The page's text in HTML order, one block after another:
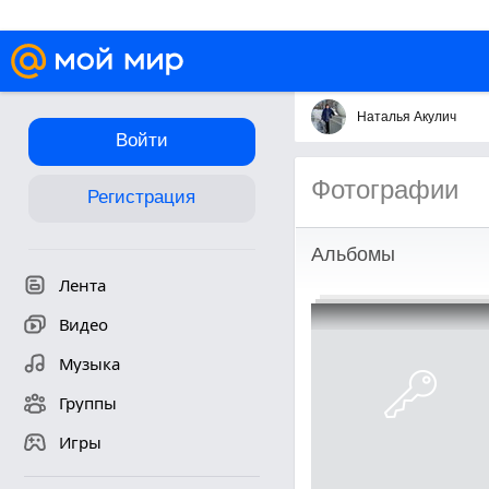
Войти
Регистрация
Лента
Видео
Музыка
Группы
Игры
Наталья Акулич
Фотографии
Альбомы